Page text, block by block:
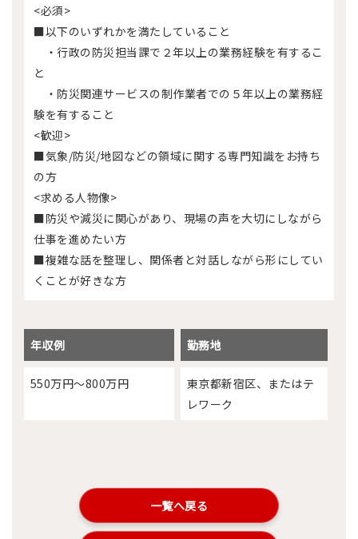
<必須>
■以下のいずれかを満たしていること
・行政の防災担当課で２年以上の業務経験を有するこ
と
・防災関連サービスの制作業者での５年以上の業務経
験を有すること
<歓迎>
■気象/防災/地図などの領域に関する専門知識をお持ち
の方
<求める人物像>
■防災や減災に関心があり、現場の声を大切にしながら
仕事を進めたい方
■複雑な話を整理し、関係者と対話しながら形にしてい
くことが好きな方
年収例 勤務地
550万円～800万円
東京都新宿区、またはテ
レワーク
一覧へ戻る